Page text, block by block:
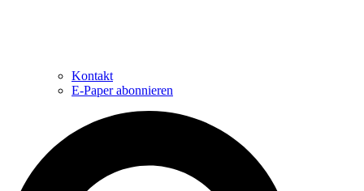
Kontakt
E-Paper abonnieren